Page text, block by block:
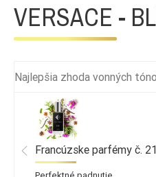
VERSACE -
Najlepšia zhoda vonných
Francúzske parfémy č.